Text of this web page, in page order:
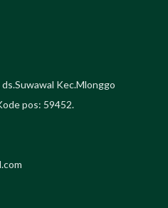
Kec.Mlonggo
pos: 59452.